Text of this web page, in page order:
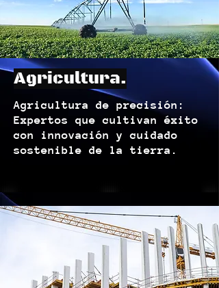
Agricultura.
Agricultura de precisión:
Expertos que cultivan éxito
con innovación y cuidado
sostenible de la tierra.